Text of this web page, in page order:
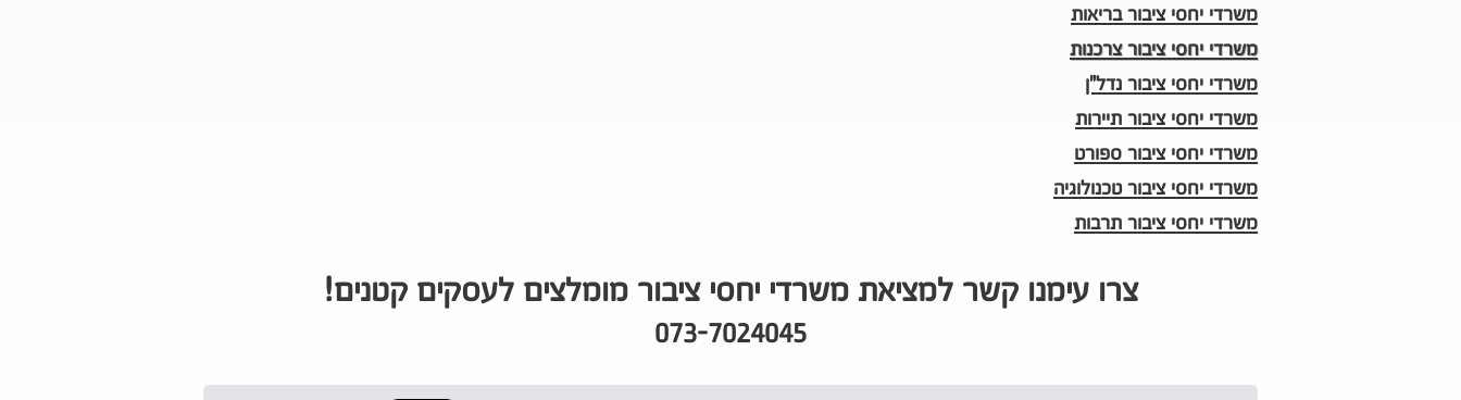
משרדי יחסי ציבור בריאות
משרדי יחסי ציבור צרכנות
משרדי יחסי ציבור נדל"ן
משרדי יחסי ציבור תיירות
משרדי יחסי ציבור ספורט
משרדי יחסי ציבור טכנולוגיה
משרדי יחסי ציבור תרבות
צרו עימנו קשר למציאת משרדי יחסי ציבור מומלצים לעסקים קטנים!
073-7024045